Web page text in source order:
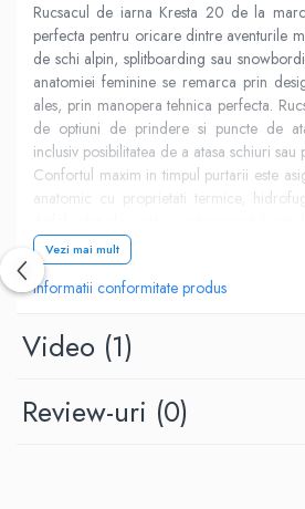
Rucsacul de iarna Kresta 20 de la
perfecta pentru oricare dintre aventurile
de schi alpin, splitboarding sau
anatomiei feminine se remarca prin
ales, prin manopera tehnica perfecta.
de optiuni de prindere si puncte de
inclusiv posibilitatea de a atasa schiuri
Confortul maxim in timpul purtarii este
anatomic cu proprietati termice,
Panoul de spate este completat de
spuma EVA decupata, la care se
fluier de siguranta. Rucsacul este
cureaua de talie se afla doua buzunare
Rucsacul are un buzunar captusit cu
prevazut cu un buzunar pentru sistemul
Hydraulics™), prevazut cu un tub
Vezi mai mult
Informatii conformitate produs
Video (1)
Review-uri (0)